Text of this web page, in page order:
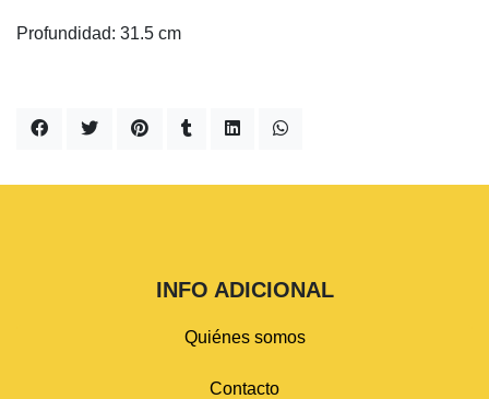
Profundidad: 31.5 cm
INFO ADICIONAL
Quiénes somos
Contacto